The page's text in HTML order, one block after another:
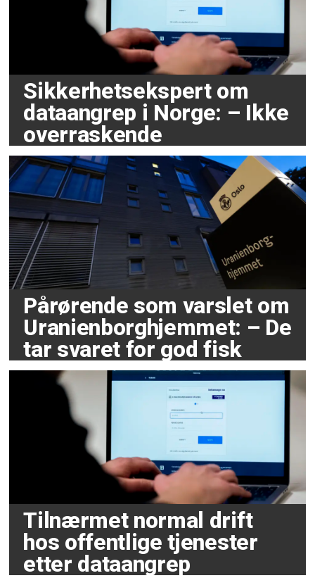
Sikkerhetsekspert om
dataangrep i Norge: – Ikke
overraskende
Pårørende som varslet om
Uranienborghjemmet: – De
tar svaret for god fisk
Tilnærmet normal drift
hos offentlige tjenester
etter dataangrep